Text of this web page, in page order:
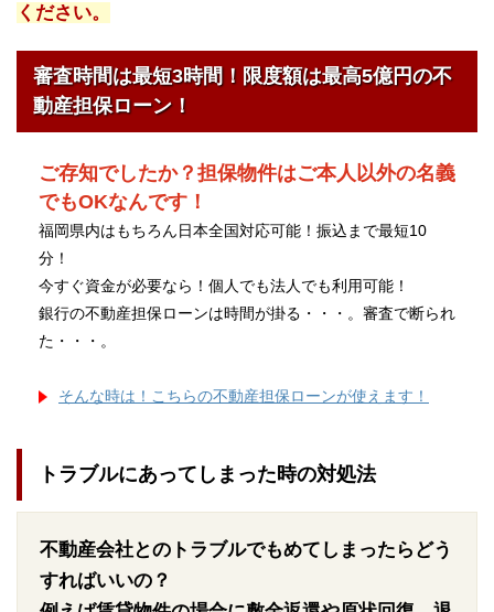
ください。
審査時間は最短3時間！限度額は最高5億円の不
動産担保ローン！
ご存知でしたか？担保物件はご本人以外の名義
でもOKなんです！
福岡県内はもちろん日本全国対応可能！振込まで最短10
分！
今すぐ資金が必要なら！個人でも法人でも利用可能！
銀行の不動産担保ローンは時間が掛る・・・。審査で断られ
た・・・。
そんな時は！こちらの不動産担保ローンが使えます！
トラブルにあってしまった時の対処法
不動産会社とのトラブルでもめてしまったらどう
すればいいの？